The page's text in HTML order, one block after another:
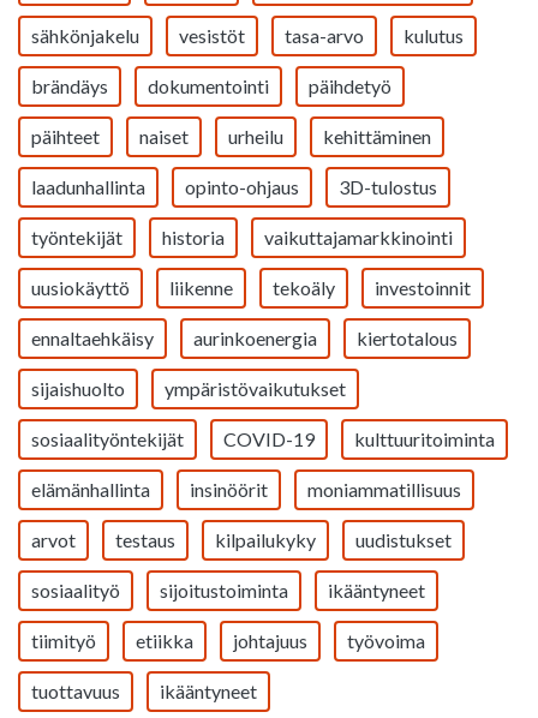
sähkönjakelu vesistöt tasa-arvo kulutus
brändäys dokumentointi päihdetyö
päihteet naiset urheilu kehittäminen
laadunhallinta opinto-ohjaus 3D-tulostus
työntekijät historia vaikuttajamarkkinointi
uusiokäyttö liikenne tekoäly investoinnit
ennaltaehkäisy aurinkoenergia kiertotalous
sijaishuolto ympäristövaikutukset
sosiaalityöntekijät COVID-19 kulttuuritoiminta
elämänhallinta insinöörit moniammatillisuus
arvot testaus kilpailukyky uudistukset
sosiaalityö sijoitustoiminta ikääntyneet
tiimityö etiikka johtajuus työvoima
tuottavuus ikääntyneet